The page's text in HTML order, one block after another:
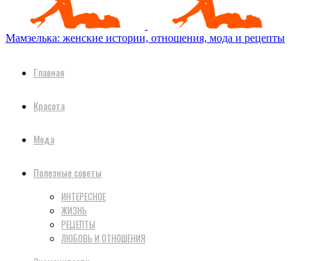
Мамзелька: женские истории, отношения, мода и рецепты
Главная
Красота
Мода
Полезные советы
ИНТЕРЕСНОЕ
ЖИЗНЬ
РЕЦЕПТЫ
ЛЮБОВЬ И ОТНОШЕНИЯ